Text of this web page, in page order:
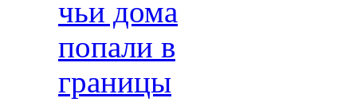
чьи дома
попали в
границы